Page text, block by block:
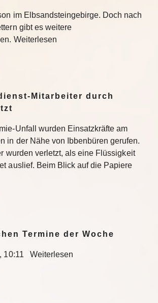
im Elbsandsteingebirge. Doch nach
gibt es weitere
Weiterlesen
Mitarbeiter durch
Unfall wurden Einsatzkräfte am
in der Nähe von Ibbenbüren gerufen.
wurden verletzt, als eine Flüssigkeit
auslief. Beim Blick auf die Papiere
Termine der Woche
10:11 Weiterlesen